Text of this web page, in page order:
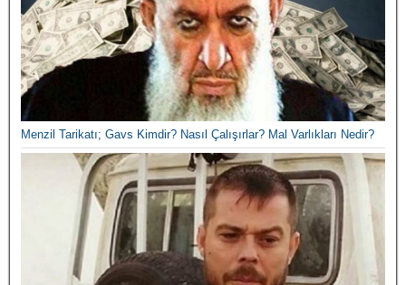
Menzil Tarikatı; Gavs Kimdir? Nasıl Çalışırlar? Mal Varlıkları Nedir?